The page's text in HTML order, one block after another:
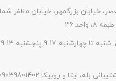
4 مگابایت
خیابان بزرگمهر، خیابان مظفر
17-9 پنجشنبه 13-9